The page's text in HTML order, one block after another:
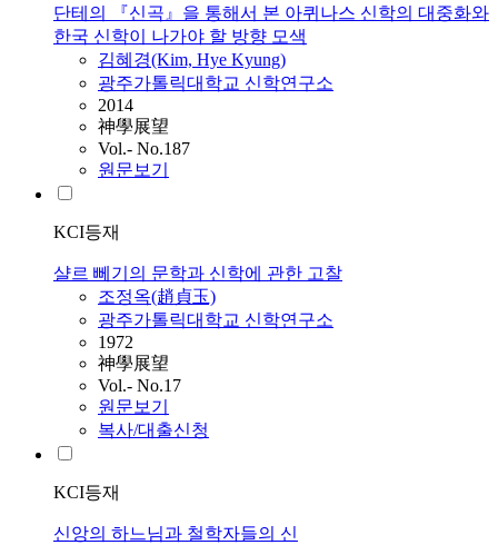
단테의 『신곡』을 통해서 본 아퀴나스 신학의 대중화와
한국 신학이 나가야 할 방향 모색
김혜경(Kim, Hye Kyung)
광주가톨릭대학교 신학연구소
2014
神學展望
Vol.- No.187
원문보기
KCI등재
샬르 뻬기의 문학과 신학에 관한 고찰
조정옥(趙貞玉)
광주가톨릭대학교 신학연구소
1972
神學展望
Vol.- No.17
원문보기
복사/대출신청
KCI등재
신앙의 하느님과 철학자들의 신